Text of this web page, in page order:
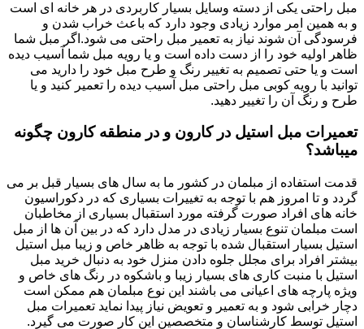
مبل راحتی یکی از دسته وسایل بسیار کاربردی در هر خانه ای است
و به همین امر موارد زیادی وجود دارد که باعث خراب شدن و
فرسودگی آن شوند نیاز به تعمیر مبل راحتی می شود.اگر مبل شما
ظاهر اولیه خود را از دست داده است و یا رویه مبل شما آسیب دیده
است و یا حتی تصمیم به تغییر رنگ و طرح مبل خود را دارید می
توانید با رویه کوبی مبل راحتی مبل آسیب دیده را تعمیر کنید و یا
طرح و رنگ آن را تغییر دهید.
تعمیرات مبل استیل در کارون و در منطقه کارون چگونه
میباشد؟
قدمت استفاده از مبلمان در کشور ما به سال های بسیار قبل بر می
گردد و تا امروز هم با توجه به تغییرات بسیاری که در دکوراسیون
خانه های افراد صورت گرفته مورد استقبال بسیاری از مخاطبان
است مبلمان تنوع بسیار زیادی در مدل دارد که در بین آن ها از مبل
استیل بسیار استقبال شده با توجه به ظاهر خاص و زیبا مبل استیل
بیشتر افراد برای مجلل جلوه دادن منزل خود به دنبال خرید مبل
استیل با منبت کاری های بسیار زیبا و باشکوه در رنگ های خاص و
ویژه پارچه های اعیانی می باشند این نوع مبلمان هم ممکن است
دچار خرابی شود و به تعمیر و تعویض نیاز پیدا نماید تعمیرات مبل
استیل توسط کارشناسان و متخصصین این کار صورت می گیرد.